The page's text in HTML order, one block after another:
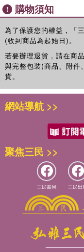
全球任何人都可以透過
主題投稿至搞笑諾貝爾
薦者幾乎沒有人最終獲
在接獲眾多投稿之後
罕 (Marc Abrahams)
討論與票選，最終決定
成成員包括：由馬克擔
Improbable Research
主以及眾多科學家們。
獎項名稱由來
「搞笑諾貝爾獎
仿自諾貝爾獎之外，
搞笑諾貝爾獎委員會
多都是帶著善意而笑
的事，因為他們有時
例如在2020 年時，他
唐納．川普 (Donald
這些人得獎的理由居
Part4 研究者的親身體驗
為了研究而讓蜜蜂螫
自助式大腸內視鏡檢查
試著吞下整隻死掉的鼩鼱
想變成山羊的設計師
試著用磁鐵讓青蛙飄浮
採集鯨魚鼻水的方法
連續拍攝記錄三十四年的
Part5 極其純真的好奇心
貓咪是液體嗎
切洋蔥會刺激眼睛的原
為何孕婦不會往前傾倒
為何踩到香蕉皮會滑倒
實證胯下觀景的效果
能讓水煮蛋稍微變回生
專欄 從一封怪信展開
形狀的物質，其鬆弛時
時間就會比較長。
在區別固體與液體時，
number)」的數值來計算
用鬆弛時間除以時間尺
於1，就可以將其定義為
笛波拉數低於1，無論該
較短，就可以將其視為
為液體。
顯變化，因此具備了固
河其實仍會隨著地貌改
將這個概念應用在水也
有液體的性質，但若是
夠發現水會在極短的時
毫秒為單位來思考，其
法丹先生在接受英國《
透過比貓咪鬆弛時間還
像水一般，透過柔軟的
法丹先生透過笛波拉數
所需時間相當短，在定
購物須知
為了保護您的權益，「
(收到商品為起始日)。
若要辦理退貨，請在商
與完整包裝(商品、附件
貨。
網站導航 >>
聚焦三民 >>
三民書局 三民出